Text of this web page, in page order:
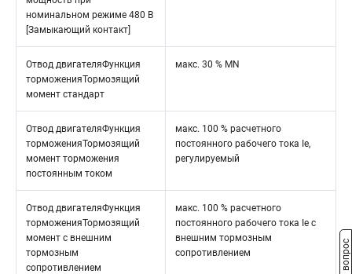
номинальном режиме 480 В
[Замыкающий контакт]
Отвод двигателяФункция
торможенияТормозящий
момент стандарт
макс. 30 % MN
Отвод двигателяФункция
торможенияТормозящий
момент торможения
постоянным током
макс. 100 % расчетного
постоянного рабочего тока Ie,
регулируемый
Отвод двигателяФункция
торможенияТормозящий
момент с внешним
тормозным
сопротивлением
макс. 100 % расчетного
постоянного рабочего тока Ie с
внешним тормозным
сопротивлением